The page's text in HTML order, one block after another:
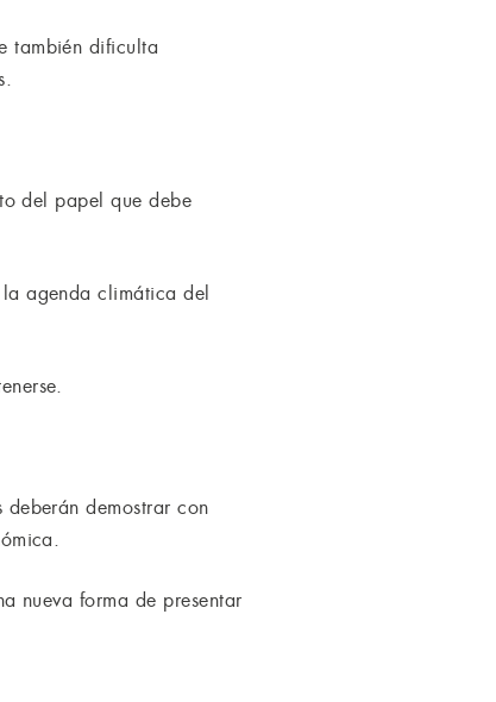
también dificulta
del papel que debe
agenda climática del
demostrar con
nueva forma de presentar